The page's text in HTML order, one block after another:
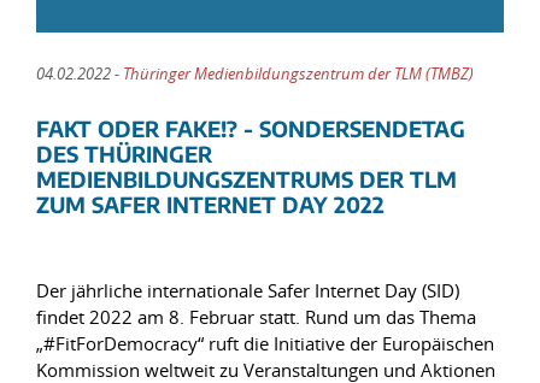
04.02.2022 - Thüringer Medienbildungszentrum der TLM (TMBZ)
FAKT ODER FAKE!? - SONDERSENDETAG
DES THÜRINGER
MEDIENBILDUNGSZENTRUMS DER TLM
ZUM SAFER INTERNET DAY 2022
Der jährliche internationale Safer Internet Day (SID)
findet 2022 am 8. Februar statt. Rund um das Thema
„#FitForDemocracy“ ruft die Initiative der Europäischen
Kommission weltweit zu Veranstaltungen und Aktionen